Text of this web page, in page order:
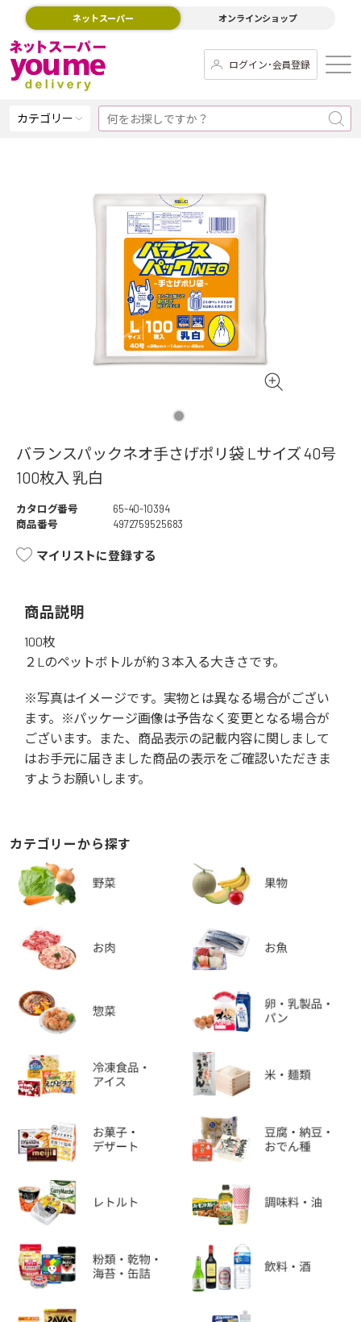
ネットスーパー オンラインショップ
ログイン･会員登録
カテゴリー
バランスパックネオ手さげポリ袋 Lサイズ 40号
100枚入 乳白
カタログ番号
65-40-10394
商品番号
4972759525683
マイリストに登録する
商品説明
100枚
２Lのペットボトルが約３本入る大きさです。
※写真はイメージです。実物とは異なる場合がござい
ます。※パッケージ画像は予告なく変更となる場合が
ございます。また、商品表示の記載内容に関しまして
はお手元に届きました商品の表示をご確認いただきま
すようお願いします。
カテゴリーから探す